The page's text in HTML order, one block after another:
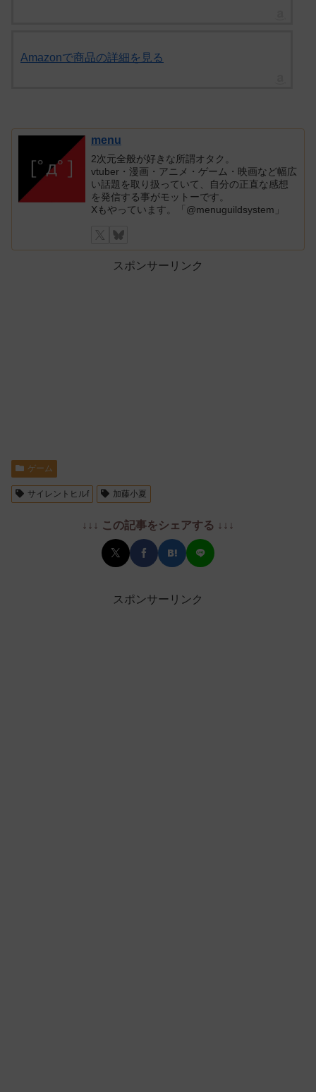
Amazonで商品の詳細を見る
menu
2次元全般が好きな所謂オタク。
vtuber・漫画・アニメ・ゲーム・映画など幅広
い話題を取り扱っていて、自分の正直な感想
を発信する事がモットーです。
Xもやっています。「@menuguildsystem」
スポンサーリンク
ゲーム
サイレントヒルf 加藤小夏
↓↓↓ この記事をシェアする ↓↓↓
スポンサーリンク